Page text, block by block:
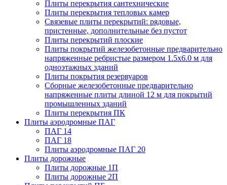
Плиты перекрытия сантехнические
Плиты перекрытия тепловых камер
Связевые плиты перекрытий: рядовые,
пристенные, дополнительные без пустот
Плиты перекрытий плоские
Плиты покрытий железобетонные предварительно
напряженные ребристые размером 1.5х6.0 м для
одноэтажных зданий
Плиты покрытия резервуаров
Сборные железобетонные предварительно
напряженные плиты длиной 12 м для покрытий
промышленных зданий
Плиты перекрытия ПК
Плиты аэродромные ПАГ
ПАГ 14
ПАГ 18
Плиты аэродромные ПАГ 20
Плиты дорожные
Плиты дорожные 1П
Плиты дорожные 2П